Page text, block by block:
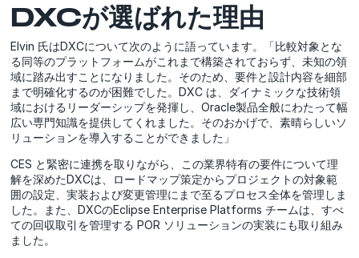
DXCが選ばれた理由
Elvin 氏はDXCについて次のように語っています。「比較対象とな
る同等のプラットフォームがこれまで構築されておらず、未知の領
域に踏み出すことになりました。そのため、要件と設計内容を細部
まで明確化するのが困難でした。DXC は、ダイナミックな技術領
域におけるリーダーシップを発揮し、Oracle製品全般にわたって幅
広い専門知識を提供してくれました。そのおかげで、素晴らしいソ
リューションを導入することができました」
CES と緊密に連携を取りながら、この業界特有の要件について理
解を深めたDXCは、ロードマップ策定からプロジェクトの対象範
囲の設定、実装および変更管理にまで至るプロセス全体を管理しま
した。また、DXCのEclipse Enterprise Platforms チームは、すべ
ての回収取引を管理する POR ソリューションの実装にも取り組み
ました。